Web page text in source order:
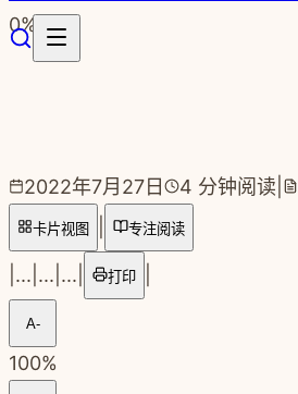
跳转到主要内容
0%
2022年7月27日 4 分钟阅读
卡片视图 专注阅读
... ... ... 打印
A-
100%